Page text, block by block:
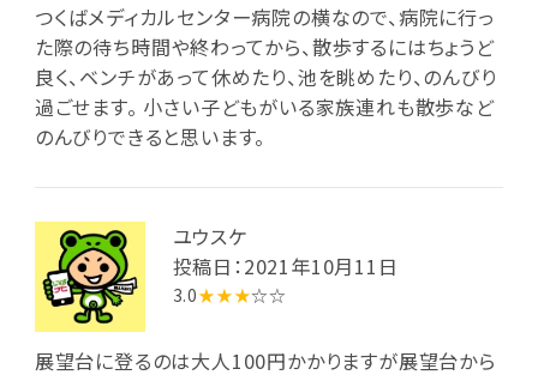
つくばメディカルセンター病院の横なので、病院に行っ
た際の待ち時間や終わってから、散歩するにはちょうど
良く、ベンチがあって休めたり、池を眺めたり、のんびり
過ごせます。 小さい子どもがいる家族連れも散歩など
のんびりできると思います。
ユウスケ
投稿日：2021年10月11日
3.0★★★☆☆
展望台に登るのは大人100円かかりますが展望台から